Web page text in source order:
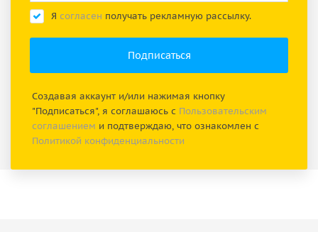
Я согласен получать рекламную рассылку.
Создавая аккаунт и/или нажимая кнопку
"Подписаться", я соглашаюсь с Пользовательским
соглашением и подтверждаю, что ознакомлен с
Политикой конфиденциальности